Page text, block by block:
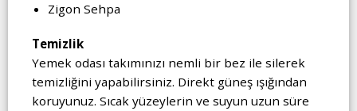
Zigon Sehpa
Temizlik
Yemek odası takımınızı nemli bir bez ile silerek
temizliğini yapabilirsiniz. Direkt güneş ışığından
koruyunuz. Sıcak yüzeylerin ve suyun uzun süre